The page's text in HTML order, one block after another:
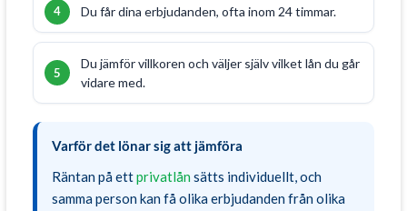
Du får dina erbjudanden, ofta inom 24 timmar.
Du jämför villkoren och väljer själv vilket lån du går
vidare med.
Varför det lönar sig att jämföra
Räntan på ettprivatlån sätts individuellt, och
samma person kan få olika erbjudanden från olika